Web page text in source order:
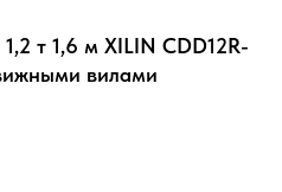
т 1,6 м XILIN CDD12R-
вилами